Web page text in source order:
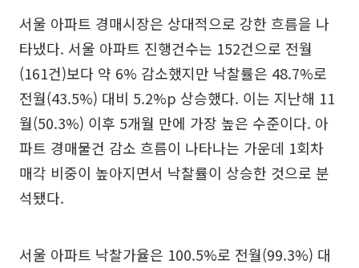
서울 아파트 경매시장은 상대적으로 강한 흐름을 나
타냈다. 서울 아파트 진행건수는 152건으로 전월
(161건)보다 약 6% 감소했지만 낙찰률은 48.7%로
전월(43.5%) 대비 5.2%p 상승했다. 이는 지난해 11
월(50.3%) 이후 5개월 만에 가장 높은 수준이다. 아
파트 경매물건 감소 흐름이 나타나는 가운데 1회차
매각 비중이 높아지면서 낙찰률이 상승한 것으로 분
석됐다.
서울 아파트 낙찰가율은 100.5%로 전월(99.3%) 대